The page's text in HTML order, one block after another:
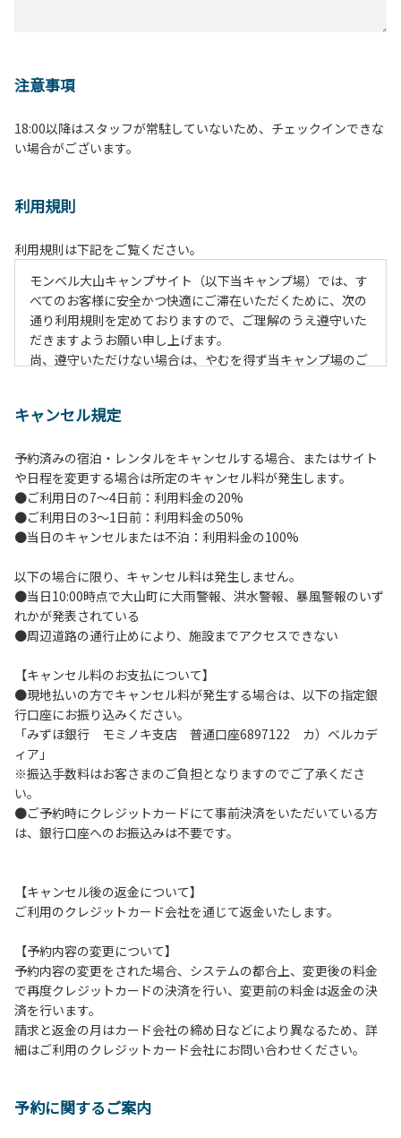
注意事項
18:00以降はスタッフが常駐していないため、チェックインできな
い場合がございます。
利用規則
利用規則は下記をご覧ください。
モンベル大山キャンプサイト（以下当キャンプ場）では、す
べてのお客様に安全かつ快適にご滞在いただくために、次の
通り利用規則を定めておりますので、ご理解のうえ遵守いた
だきますようお願い申し上げます。
尚、遵守いただけない場合は、やむを得ず当キャンプ場のご
【当キャンプ場利用に際してのご案内ならびに注意事項】
２．利用におけるルールを遵守いただき、ご自身で事故の防
止に努めてください。
３．安全管理上、お子さまの単独での行動はご遠慮くださ
い。
４．当キャンプ場内を車で移動する場合は徐行運転（5ｋｍ/
５．ゴミ（可燃）は指定のゴミ袋に分別した上で、指定の場
所へ捨ててください。ビン・缶・ペットボトルおよび不燃ゴ
ミは持ち帰りお願いします。
６．BBQ及び焚火台の灰につきましては鎮火を確認した上で
７．暴力団等反社会勢力及びその関係者ならびに公共の秩
序、善良の風俗に反する恐れのある場合には、ご利用をお断
りいたします。
８．不可抗力以外の事由により建造物、家具、備品、その他
の物品を損傷、紛失、汚染させた場合には、相当額を弁償し
ていただくことがあります。
９．当キャンプ場内（駐車場を含む）での事故や盗難などに
つきましては、一切の責任を負いかねます。
１０．車中で宿泊される場合は、必ずエンジンを停止してく
の間車輌移動はご遠慮ください。
１２．レンタル品は管理棟に返却してください。
宿泊可能なサイトは除く）
１４．キャンプ場内に喫煙所はございません。他のお客様の
ご迷惑にならないようにご配慮願います。
【当キャンプ場での禁止事項】
１．花火（手持ちや打ち上げなど全て）。
３．硬いボールでの球技。（野球、キャッチボール・サッカ
キャンセル規定
予約済みの宿泊・レンタルをキャンセルする場合、またはサイト
や日程を変更する場合は所定のキャンセル料が発生します。
●ご利用日の7～4日前：利用料金の20%
●ご利用日の3～1日前：利用料金の50%
●当日のキャンセルまたは不泊：利用料金の100%
以下の場合に限り、キャンセル料は発生しません。
●当日10:00時点で大山町に大雨警報、洪水警報、暴風警報のいず
れかが発表されている
●周辺道路の通行止めにより、施設までアクセスできない
【キャンセル料のお支払について】
●現地払いの方でキャンセル料が発生する場合は、以下の指定銀
行口座にお振り込みください。
「みずほ銀行 モミノキ支店 普通口座6897122 カ）ベルカデ
ィア」
※振込手数料はお客さまのご負担となりますのでご了承くださ
い。
●ご予約時にクレジットカードにて事前決済をいただいている方
は、銀行口座へのお振込みは不要です。
【キャンセル後の返金について】
ご利用のクレジットカード会社を通じて返金いたします。
【予約内容の変更について】
予約内容の変更をされた場合、システムの都合上、変更後の料金
で再度クレジットカードの決済を行い、変更前の料金は返金の決
済を行います。
請求と返金の月はカード会社の締め日などにより異なるため、詳
細はご利用のクレジットカード会社にお問い合わせください。
予約に関するご案内